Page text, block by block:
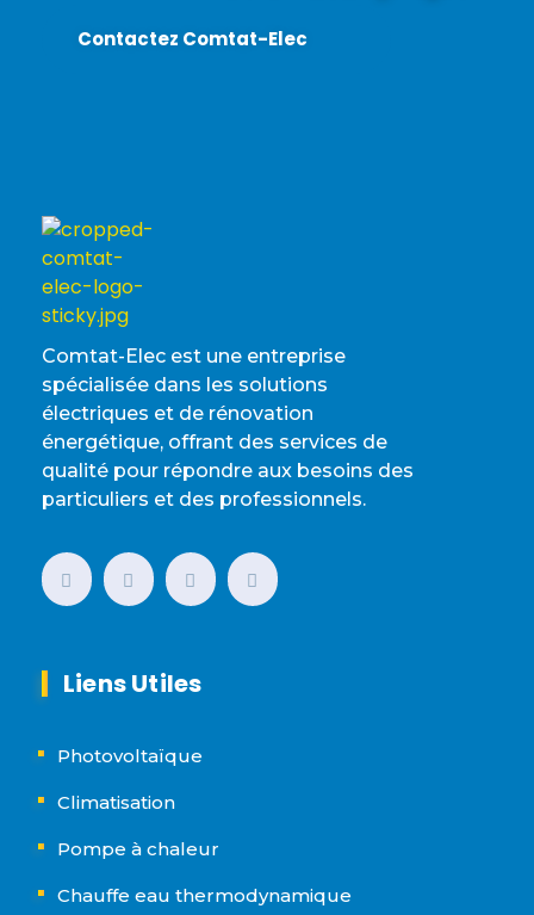
Contactez Comtat-Elec
Comtat-Elec est une entreprise
spécialisée dans les solutions
électriques et de rénovation
énergétique, offrant des services de
qualité pour répondre aux besoins des
particuliers et des professionnels.
Liens Utiles
Photovoltaïque
Climatisation
Pompe à chaleur
Chauffe eau thermodynamique